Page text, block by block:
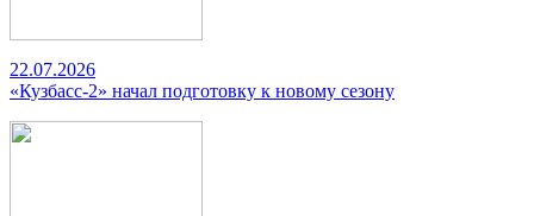
22.07.2026
«Кузбасс-2» начал подготовку к новому сезону